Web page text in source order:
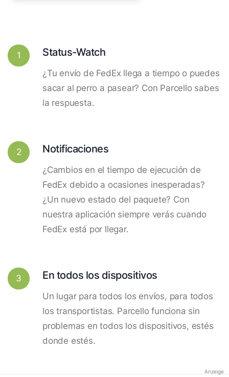
1 Status-Watch
¿Tu envío de FedEx llega a tiempo o puedes
sacar al perro a pasear? Con Parcello sabes
la respuesta.
2 Notificaciones
¿Cambios en el tiempo de ejecución de
FedEx debido a ocasiones inesperadas?
¿Un nuevo estado del paquete? Con
nuestra aplicación siempre verás cuando
FedEx está por llegar.
3 En todos los dispositivos
Un lugar para todos los envíos, para todos
los transportistas. Parcello funciona sin
problemas en todos los dispositivos, estés
donde estés.
Anzeige